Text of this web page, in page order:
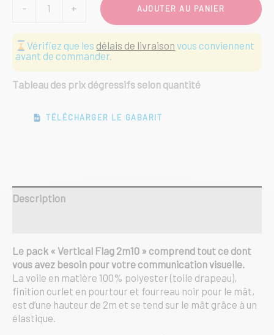
-
complet
Vertical
Flag
ECO
+ AJOUTER AU PANIER
Vérifiez que les délais de livraison vous conviennent
avant de commander.
Tableau des prix dégressifs selon quantité
TÉLÉCHARGER LE GABARIT
Description
Le pack « Vertical Flag 2m10 » comprend tout ce dont
vous avez besoin pour votre communication visuelle.
La voile en matière 100% polyester (toile drapeau),
finition ourlet en pourtour et fourreau noir pour le mât,
est d’une hauteur de 2m et se tend sur le mât grâce à un
élastique.